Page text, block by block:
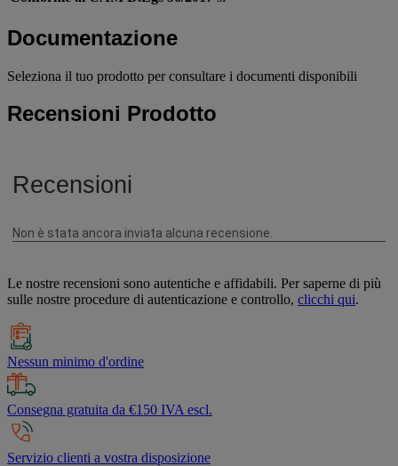
Documentazione
Seleziona il tuo prodotto per consultare i documenti disponibili
Recensioni Prodotto
Le nostre recensioni sono autentiche e affidabili. Per saperne di più
sulle nostre procedure di autenticazione e controllo, clicchi qui.
Nessun minimo d'ordine
Consegna gratuita da €150 IVA escl.
Servizio clienti a vostra disposizione